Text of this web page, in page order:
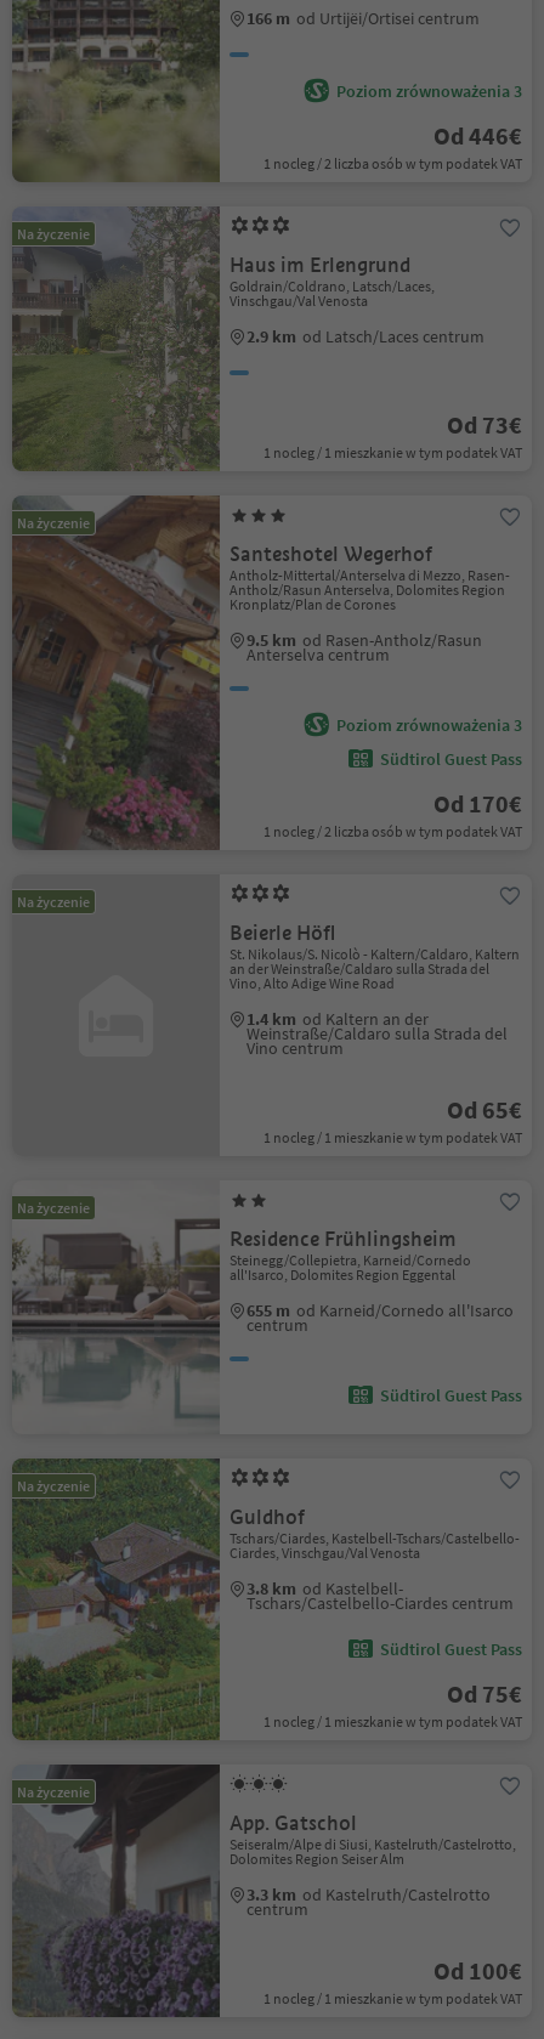
166 m od Urtijëi/Ortisei centrum
Poziom zrównoważenia 3
Od 446€
1 nocleg / 2 liczba osób w tym podatek VAT
Na życzenie
Haus im Erlengrund
Goldrain/Coldrano, Latsch/Laces,
Vinschgau/Val Venosta
2.9 km od Latsch/Laces centrum
Od 73€
1 nocleg / 1 mieszkanie w tym podatek VAT
Na życzenie
Santeshotel Wegerhof
Antholz-Mittertal/Anterselva di Mezzo, Rasen-
Antholz/Rasun Anterselva, Dolomites Region
Kronplatz/Plan de Corones
9.5 km od Rasen-Antholz/Rasun
Anterselva centrum
Poziom zrównoważenia 3
Südtirol Guest Pass
Od 170€
1 nocleg / 2 liczba osób w tym podatek VAT
Na życzenie
Beierle Höfl
St. Nikolaus/S. Nicolò - Kaltern/Caldaro, Kaltern
an der Weinstraße/Caldaro sulla Strada del
Vino, Alto Adige Wine Road
1.4 km od Kaltern an der
Weinstraße/Caldaro sulla Strada del
Vino centrum
Od 65€
1 nocleg / 1 mieszkanie w tym podatek VAT
Na życzenie
Residence Frühlingsheim
Steinegg/Collepietra, Karneid/Cornedo
all'Isarco, Dolomites Region Eggental
655 m od Karneid/Cornedo all'Isarco
centrum
Südtirol Guest Pass
Na życzenie
Guldhof
Tschars/Ciardes, Kastelbell-Tschars/Castelbello-
Ciardes, Vinschgau/Val Venosta
3.8 km od Kastelbell-
Tschars/Castelbello-Ciardes centrum
Südtirol Guest Pass
Od 75€
1 nocleg / 1 mieszkanie w tym podatek VAT
Na życzenie
App. Gatschol
Seiseralm/Alpe di Siusi, Kastelruth/Castelrotto,
Dolomites Region Seiser Alm
3.3 km od Kastelruth/Castelrotto
centrum
Od 100€
1 nocleg / 1 mieszkanie w tym podatek VAT